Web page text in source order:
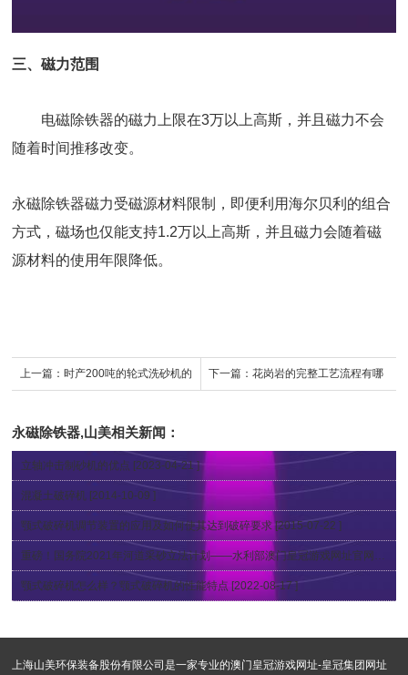
三、磁力范围
电磁除铁器的磁力上限在3万以上高斯，并且磁力不会
随着时间推移改变。
永磁除铁器磁力受磁源材料限制，即便利用海尔贝利的组合
方式，磁场也仅能支持1.2万以上高斯，并且磁力会随着磁
源材料的使用年限降低。
上一篇： 时产200吨的轮式洗砂机的 下一篇：花岗岩的完整工艺流程有哪
永磁除铁器,山美相关新闻：
立轴冲击制砂机的优点 [2023-04-21 ]
混凝土破碎机 [2014-10-09 ]
颚式破碎机调节装置的应用及如何使其达到破碎要求 [2015-07-22 ]
重磅！国务院2021年河道采砂立法计划——水利部澳门皇冠游戏网址官网发布公开征求《长江河道采砂管理条例（修正草案）》意见公告
颚式破碎机怎么样？颚式破碎机的性能特点 [2022-08-17 ]
上海山美环保装备股份有限公司是一家专业的澳门皇冠游戏网址-皇冠集团网址